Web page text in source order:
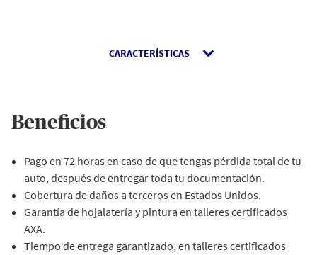
CARACTERÍSTICAS
Beneficios
Pago en 72 horas en caso de que tengas pérdida total de tu
auto, después de entregar toda tu documentación.
Cobertura de daños a terceros en Estados Unidos.
Garantía de hojalatería y pintura en talleres certificados
AXA.
Tiempo de entrega garantizado, en talleres certificados